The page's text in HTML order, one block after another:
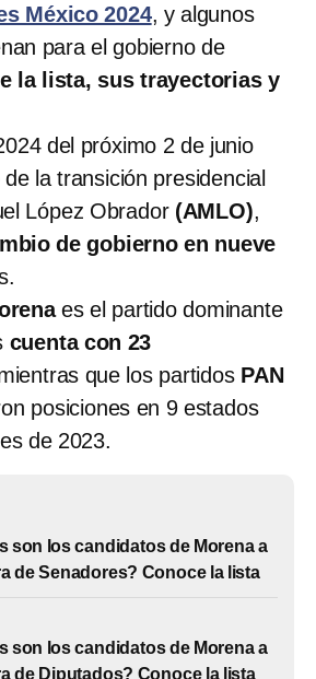
México 2024, y algunos
para el gobierno de
la lista, sus trayectorias y
del próximo 2 de junio
la transición presidencial
López Obrador(AMLO),
de gobierno en nueve
es el partido dominante
cuenta con 23
que los partidos PAN
posiciones en 9 estados
de 2023.
son los candidatos de Morena a
de Senadores? Conoce la lista
son los candidatos de Morena a
de Diputados? Conoce la lista